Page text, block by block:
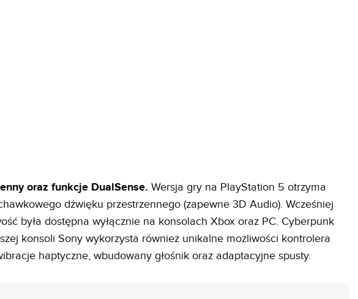
oraz funkcje DualSense. Wersja gry na PlayStation 5 otrzyma
dźwięku przestrzennego (zapewne 3D Audio). Wcześniej
była dostępna wyłącznie na konsolach Xbox oraz PC. Cyberpunk
konsoli Sony wykorzysta również unikalne możliwości kontrolera
haptyczne, wbudowany głośnik oraz adaptacyjne spusty.